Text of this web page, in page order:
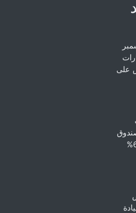
على قناة العراقية بتأريخ 20 ديسمبر
على
600 مدرسة عبر صندوق
العراق للتنمية ضمن القطاع الخاص، وتطوير الصناعات الدوائي للوصول الى نسبة 60%